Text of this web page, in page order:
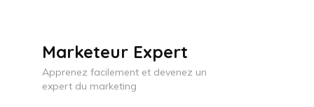
content
(Press
Marketeur Expert
Apprenez facilement et devenez un
expert du marketing